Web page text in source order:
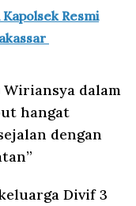
Resmi
Wiriansya dalam
hangat
dengan
Divif 3